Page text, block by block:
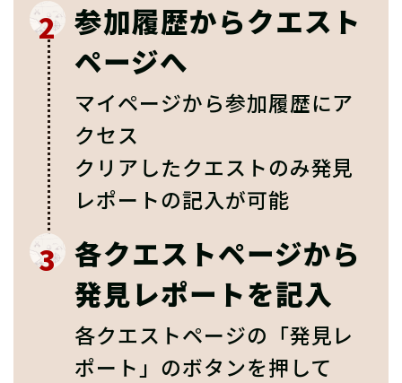
2 参加履歴からクエスト
ページへ
マイページから参加履歴にア
クセス
クリアしたクエストのみ発見
レポートの記入が可能
3 各クエストページから
発見レポートを記入
各クエストページの「発見レ
ポート」のボタンを押して